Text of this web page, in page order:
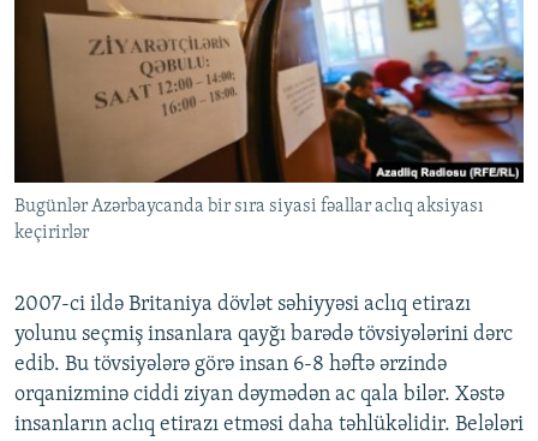
Bugünlər Azərbaycanda bir sıra siyasi fəallar aclıq aksiyası
keçirirlər
2007-ci ildə Britaniya dövlət səhiyyəsi aclıq etirazı
yolunu seçmiş insanlara qayğı barədə tövsiyələrini dərc
edib. Bu tövsiyələrə görə insan 6-8 həftə ərzində
orqanizminə ciddi ziyan dəymədən ac qala bilər. Xəstə
insanların aclıq etirazı etməsi daha təhlükəlidir. Belələri